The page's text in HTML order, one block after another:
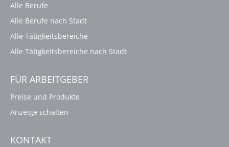
Alle Berufe
Alle Berufe nach Stadt
Alle Tätigkeitsbereiche
Alle Tätigkeitsbereiche nach Stadt
FÜR ARBEITGEBER
Preise und Produkte
Anzeige schalten
KONTAKT